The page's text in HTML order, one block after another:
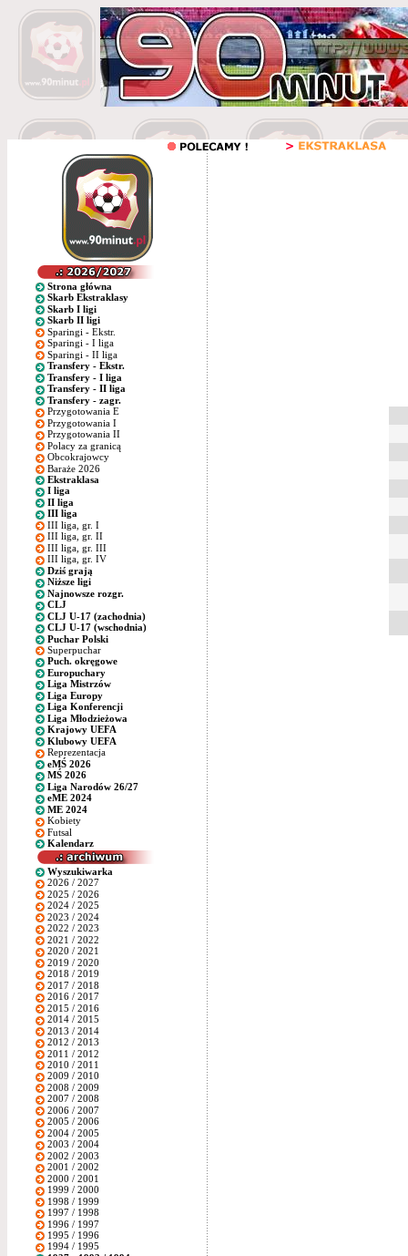
Strona główna
Skarb Ekstraklasy
Skarb I ligi
Skarb II ligi
Sparingi - Ekstr.
Sparingi - I liga
Sparingi - II liga
Transfery - Ekstr.
Transfery - I liga
Transfery - II liga
Transfery - zagr.
Przygotowania E
Przygotowania I
Przygotowania II
Polacy za granicą
Obcokrajowcy
Baraże 2026
Ekstraklasa
I liga
II liga
III liga
III liga, gr. I
III liga, gr. II
III liga, gr. III
III liga, gr. IV
Dziś grają
Niższe ligi
Najnowsze rozgr.
CLJ
CLJ U-17 (zachodnia)
CLJ U-17 (wschodnia)
Puchar Polski
Superpuchar
Puch. okręgowe
Europuchary
Liga Mistrzów
Liga Europy
Liga Konferencji
Liga Młodzieżowa
Krajowy UEFA
Klubowy UEFA
Reprezentacja
eMŚ 2026
MŚ 2026
Liga Narodów 26/27
eME 2024
ME 2024
Kobiety
Futsal
Kalendarz
Wyszukiwarka
2026 / 2027
2025 / 2026
2024 / 2025
2023 / 2024
2022 / 2023
2021 / 2022
2020 / 2021
2019 / 2020
2018 / 2019
2017 / 2018
2016 / 2017
2015 / 2016
2014 / 2015
2013 / 2014
2012 / 2013
2011 / 2012
2010 / 2011
2009 / 2010
2008 / 2009
2007 / 2008
2006 / 2007
2005 / 2006
2004 / 2005
2003 / 2004
2002 / 2003
2001 / 2002
2000 / 2001
1999 / 2000
1998 / 1999
1997 / 1998
1996 / 1997
1995 / 1996
1994 / 1995